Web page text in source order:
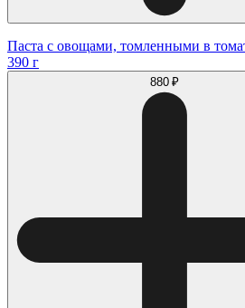
Паста с овощами, томленными в
390 г
880 ₽